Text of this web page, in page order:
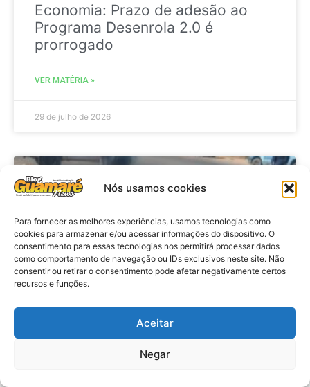
Nós usamos cookies
Para fornecer as melhores experiências, usamos tecnologias como
cookies para armazenar e/ou acessar informações do dispositivo. O
consentimento para essas tecnologias nos permitirá processar dados
como comportamento de navegação ou IDs exclusivos neste site. Não
consentir ou retirar o consentimento pode afetar negativamente certos
recursos e funções.
Aceitar
Negar
Economia: Prazo de adesão ao
Programa Desenrola 2.0 é
prorrogado
VER MATÉRIA »
29 de julho de 2026
Acidente: A caminho do trabalho
professora se envolve em